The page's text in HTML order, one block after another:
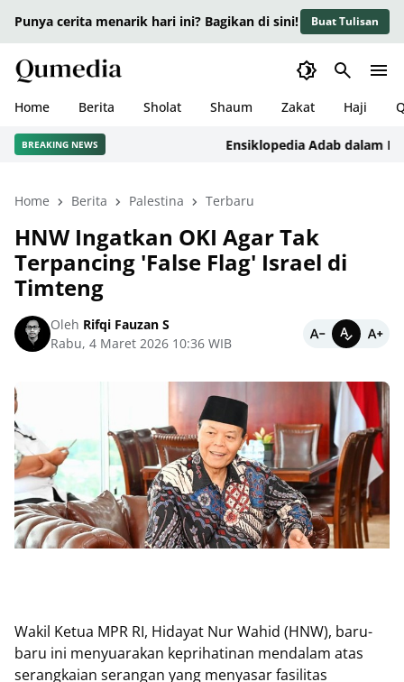
Punya cerita menarik hari ini? Bagikan di sini! Buat Tulisan
Home Berita Sholat Shaum Zakat Haji
BREAKING NEWS Ensiklopedia Adab dalam
Home Berita Palestina Terbaru
HNW Ingatkan OKI Agar Tak
Terpancing 'False Flag' Israel di
Timteng
Oleh Rifqi Fauzan S
Rabu, 4 Maret 2026 10:36 WIB
Wakil Ketua MPR RI, Hidayat Nur Wahid (HNW), baru-
baru ini menyuarakan keprihatinan mendalam atas
serangkaian serangan yang menyasar fasilitas